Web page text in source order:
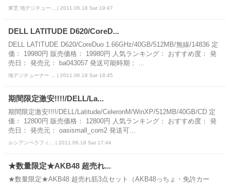
東芝 地デジチュー... | 2011.06.18 Sat 19:47
DELL LATITUDE D620/CoreD...
DELL LATITUDE D620/CoreDuo 1.66GHz/40GB/512MB/無線/14836 定
価： 19980円 販売価格： 19980円 人気ランキング： おすすめ度： 発
売日： 発売元： ba043057 発送可能時期： ...
地デジチューナー ... | 2011.06.18 Sat 18:45
期間限定激安!!!!/DELL/La...
期間限定激安!!!!/DELL/Latitude/CeleronM/WinXP/512MB/40GB/CD 定
価： 12800円 販売価格： 12800円 人気ランキング： おすすめ度： 発
売日： 発売元： oasismall_com2 発送可...
ルシアンペラフィ... | 2011.06.18 Sat 17:44
★数量限定★AKB48 超売れ...
★数量限定★AKB48 超売れ筋3点セット（AKB48っちょ・免許カー